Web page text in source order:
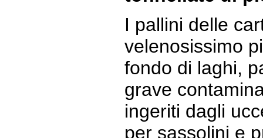
I pallini delle
velenosissimo
fondo di laghi,
grave
ingeriti dagli
per sassolini e